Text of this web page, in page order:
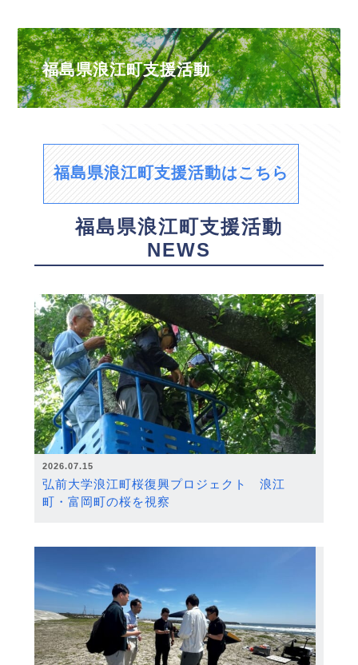
福島県浪江町支援活動
福島県浪江町支援活動はこちら
福島県浪江町支援活動
NEWS
2026.07.15
弘前大学浪江町桜復興プロジェクト 浪江
町・富岡町の桜を視察